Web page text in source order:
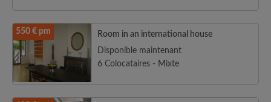
550 € pm
Room in an international house
Disponible maintenant
6 Colocataires - Mixte